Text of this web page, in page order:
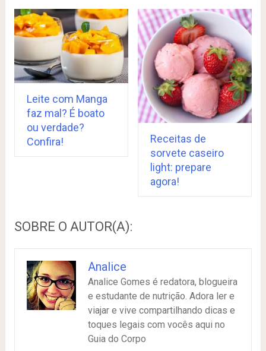
Leite com Manga
faz mal? É boato
ou verdade?
Confira!
Receitas de
sorvete caseiro
light: prepare
agora!
SOBRE O AUTOR(A):
Analice
Analice Gomes é redatora, blogueira
e estudante de nutrição. Adora ler e
viajar e vive compartilhando dicas e
toques legais com vocês aqui no
Guia do Corpo